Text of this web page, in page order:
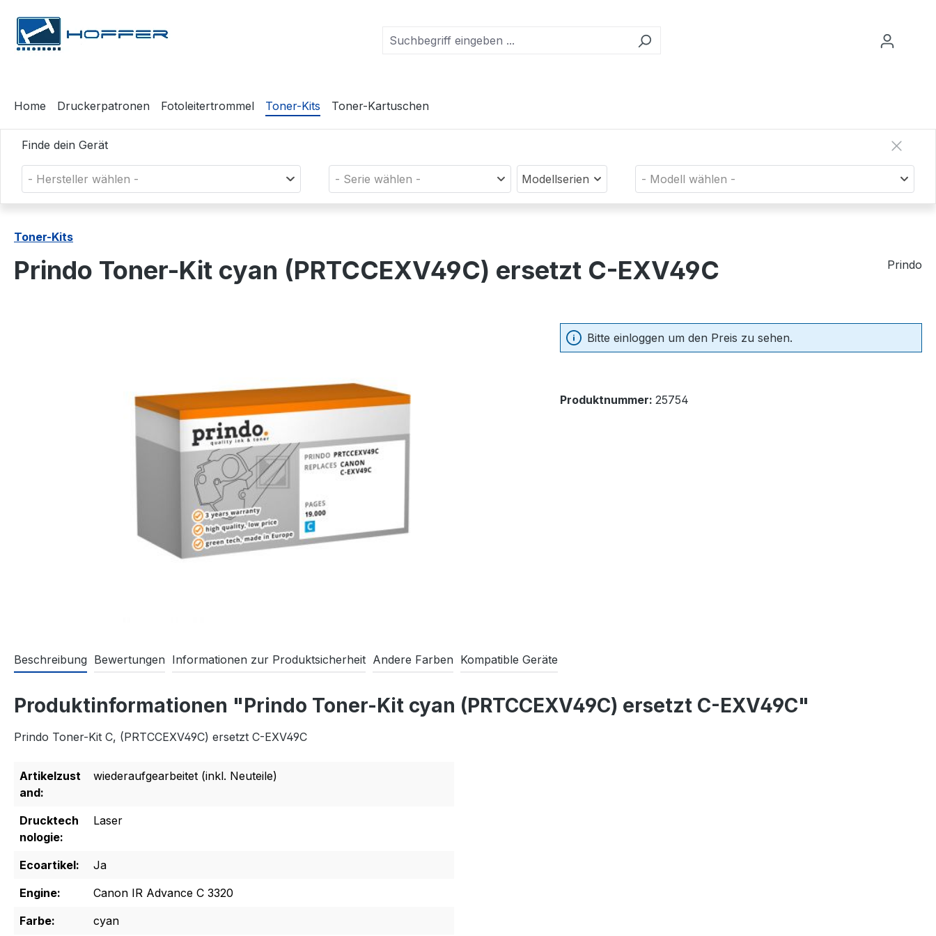
Hauptinhalt springen
Zur Suche springen
Zur Hauptnavigation springen
Home Druckerpatronen Fotoleitertrommel Toner-Kits Toner-Kartuschen
Finde dein Gerät
- Hersteller wählen - - Serie wählen - Modellserien - Modell wählen -
Toner-Kits
Prindo Toner-Kit cyan (PRTCCEXV49C) ersetzt C-EXV49C Prindo
Bitte einloggen um den Preis zu sehen.
Produktnummer: 25754
Beschreibung Bewertungen Informationen zur Produktsicherheit Andere Farben Kompatible Geräte
Produktinformationen "Prindo Toner-Kit cyan (PRTCCEXV49C) ersetzt C-EXV49C"
Prindo Toner-Kit C, (PRTCCEXV49C) ersetzt C-EXV49C
Artikelzust
and:
wiederaufgearbeitet (inkl. Neuteile)
Drucktech
nologie:
Laser
Ecoartikel:
Ja
Engine:
Canon IR Advance C 3320
Farbe:
cyan